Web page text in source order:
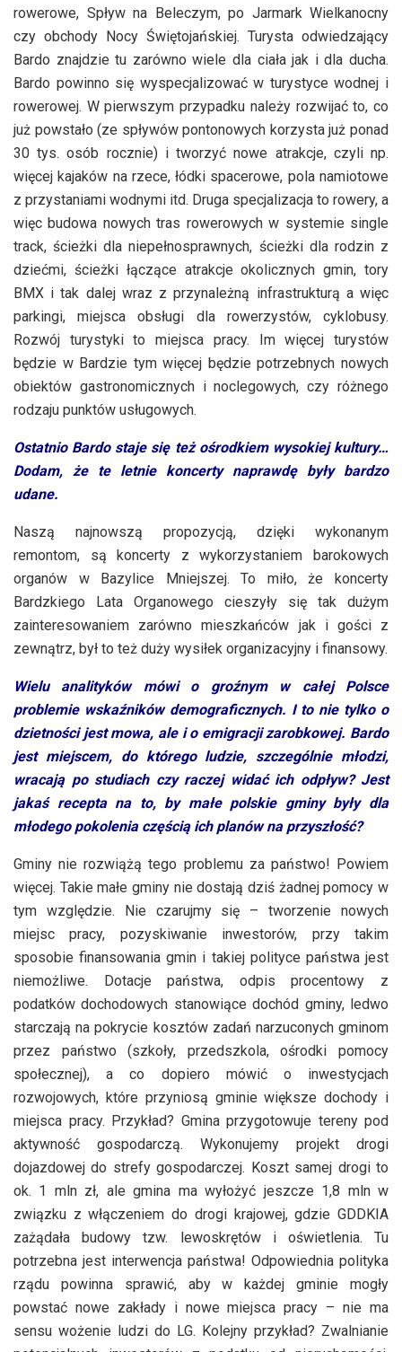
rowerowe, Spływ na Beleczym, po Jarmark Wielkanocny
czy obchody Nocy Świętojańskiej. Turysta odwiedzający
Bardo znajdzie tu zarówno wiele dla ciała jak i dla ducha.
Bardo powinno się wyspecjalizować w turystyce wodnej i
rowerowej. W pierwszym przypadku należy rozwijać to, co
już powstało (ze spływów pontonowych korzysta już ponad
30 tys. osób rocznie) i tworzyć nowe atrakcje, czyli np.
więcej kajaków na rzece, łódki spacerowe, pola namiotowe
z przystaniami wodnymi itd. Druga specjalizacja to rowery, a
więc budowa nowych tras rowerowych w systemie single
track, ścieżki dla niepełnosprawnych, ścieżki dla rodzin z
dziećmi, ścieżki łączące atrakcje okolicznych gmin, tory
BMX i tak dalej wraz z przynależną infrastrukturą a więc
parkingi, miejsca obsługi dla rowerzystów, cyklobusy.
Rozwój turystyki to miejsca pracy. Im więcej turystów
będzie w Bardzie tym więcej będzie potrzebnych nowych
obiektów gastronomicznych i noclegowych, czy różnego
rodzaju punktów usługowych.
Ostatnio Bardo staje się też ośrodkiem wysokiej kultury…
Dodam, że te letnie koncerty naprawdę były bardzo
udane.
Naszą najnowszą propozycją, dzięki wykonanym
remontom, są koncerty z wykorzystaniem barokowych
organów w Bazylice Mniejszej. To miło, że koncerty
Bardzkiego Lata Organowego cieszyły się tak dużym
zainteresowaniem zarówno mieszkańców jak i gości z
zewnątrz, był to też duży wysiłek organizacyjny i finansowy.
Wielu analityków mówi o groźnym w całej Polsce
problemie wskaźników demograficznych. I to nie tylko o
dzietności jest mowa, ale i o emigracji zarobkowej. Bardo
jest miejscem, do którego ludzie, szczególnie młodzi,
wracają po studiach czy raczej widać ich odpływ? Jest
jakaś recepta na to, by małe polskie gminy były dla
młodego pokolenia częścią ich planów na przyszłość?
Gminy nie rozwiążą tego problemu za państwo! Powiem
więcej. Takie małe gminy nie dostają dziś żadnej pomocy w
tym względzie. Nie czarujmy się – tworzenie nowych
miejsc pracy, pozyskiwanie inwestorów, przy takim
sposobie finansowania gmin i takiej polityce państwa jest
niemożliwe. Dotacje państwa, odpis procentowy z
podatków dochodowych stanowiące dochód gminy, ledwo
starczają na pokrycie kosztów zadań narzuconych gminom
przez państwo (szkoły, przedszkola, ośrodki pomocy
społecznej), a co dopiero mówić o inwestycjach
rozwojowych, które przyniosą gminie większe dochody i
miejsca pracy. Przykład? Gmina przygotowuje tereny pod
aktywność gospodarczą. Wykonujemy projekt drogi
dojazdowej do strefy gospodarczej. Koszt samej drogi to
ok. 1 mln zł, ale gmina ma wyłożyć jeszcze 1,8 mln w
związku z włączeniem do drogi krajowej, gdzie GDDKIA
zażądała budowy tzw. lewoskrętów i oświetlenia. Tu
potrzebna jest interwencja państwa! Odpowiednia polityka
rządu powinna sprawić, aby w każdej gminie mogły
powstać nowe zakłady i nowe miejsca pracy – nie ma
sensu wożenie ludzi do LG. Kolejny przykład? Zwalnianie